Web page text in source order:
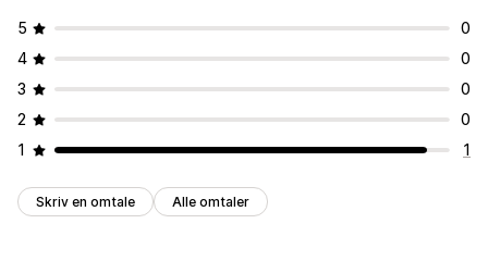
5
0
4
0
3
0
2
0
1
1
Skriv en omtale Alle omtaler